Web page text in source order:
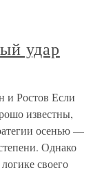
удар
и Ростов Если
известны,
осенью —
Однако
своего